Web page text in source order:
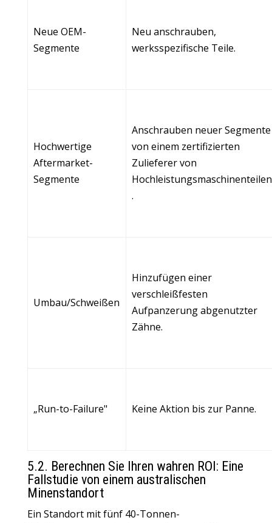
Neue OEM-
Segmente
Neu anschrauben,
werksspezifische Teile.
Hochwertige
Aftermarket-
Segmente
Anschrauben neuer Segmente
von einem zertifizierten
Zulieferer von
Hochleistungsmaschinenteilen
.
Umbau/Schweißen
Hinzufügen einer
verschleißfesten
Aufpanzerung abgenutzter
Zähne.
„Run-to-Failure" Keine Aktion bis zur Panne.
5.2. Berechnen Sie Ihren wahren ROI: Eine
Fallstudie von einem australischen
Minenstandort
Ein Standort mit fünf 40-Tonnen-